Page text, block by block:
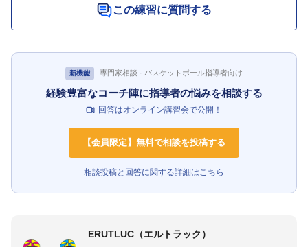
この練習に質問する
新機能 専門家相談 · バスケットボール指導者向け
経験豊富なコーチ陣に指導者の悩みを相談する
回答はオンライン講習会で公開！
【会員限定】無料で相談を投稿する
相談投稿と回答に関する詳細はこちら
ERUTLUC（エルトラック）